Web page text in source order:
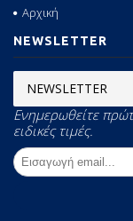
Αρχική
NEWSLETTER
NEWSLETTER
Ενημερωθείτε
ειδικές τιμές.